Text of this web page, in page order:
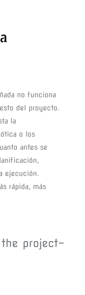
no funciona
del proyecto.
la
o los
antes se
ejecución.
rápida, más